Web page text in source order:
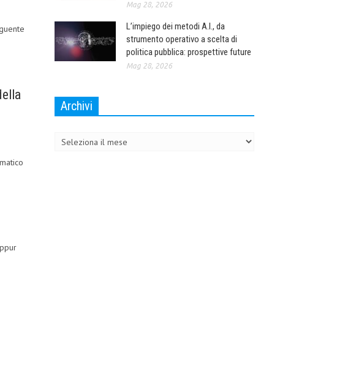
Mag 28, 2026
L’impiego dei metodi A.I., da
strumento operativo a scelta di
politica pubblica: prospettive future
Mag 28, 2026
Archivi